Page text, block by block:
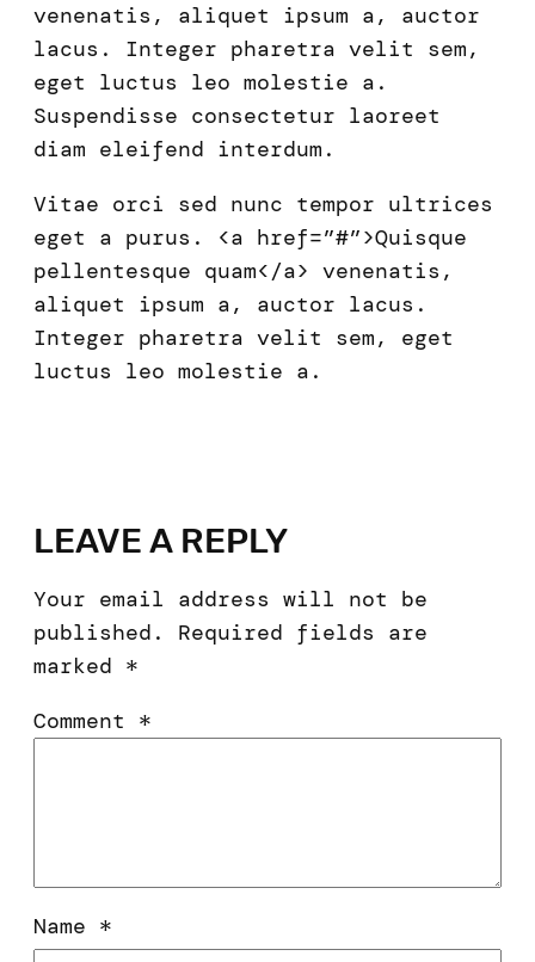
venenatis, aliquet ipsum a, auctor
lacus. Integer pharetra velit sem,
eget luctus leo molestie a.
Suspendisse consectetur laoreet
diam eleifend interdum.
Vitae orci sed nunc tempor ultrices
eget a purus. <a href=”#”>Quisque
pellentesque quam</a> venenatis,
aliquet ipsum a, auctor lacus.
Integer pharetra velit sem, eget
luctus leo molestie a.
LEAVE A REPLY
Your email address will not be
published.
Required fields are
marked *
Comment *
Name *